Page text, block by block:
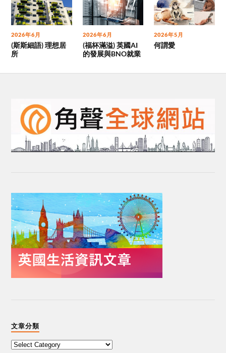
2026年6月
(斯斯細語) 理想居
所
2026年6月
(福杯滿溢) 英國AI
的發展與BNO就業
2026年5月
何謂愛
文章分類